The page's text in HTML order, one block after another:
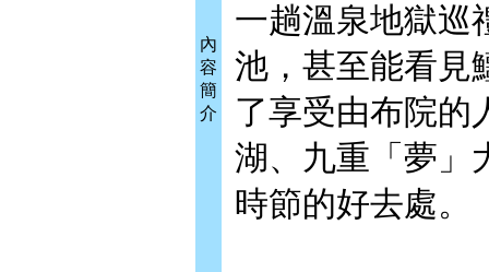
內
容
簡
介
一趟溫泉地獄巡
池，甚至能看見
了享受由布院的
湖、九重「夢」
時節的好去處。